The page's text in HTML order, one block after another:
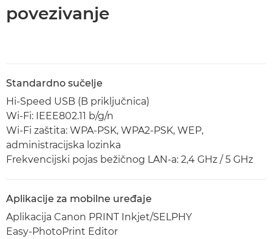
povezivanje
Standardno sučelje
Hi-Speed USB (B priključnica)
Wi-Fi: IEEE802.11 b/g/n
Wi-Fi zaštita: WPA-PSK, WPA2-PSK, WEP,
administracijska lozinka
Frekvencijski pojas bežičnog LAN-a: 2,4 GHz / 5 GHz
Aplikacije za mobilne uređaje
Aplikacija Canon PRINT Inkjet/SELPHY
Easy-PhotoPrint Editor